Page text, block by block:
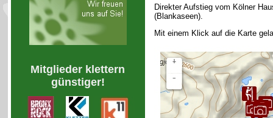
Mitglieder klettern
günstiger!
Direkter Aufstieg vom Kölner
(Blankaseen).
Mit einem Klick auf die Karte